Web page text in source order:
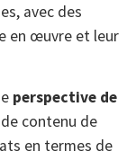
avec des
en œuvre et leur
perspective de
contenu de
en termes de